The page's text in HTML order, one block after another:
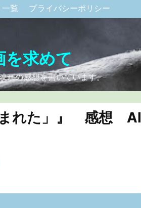
一覧 プライバシーポリシー
を求めて
画の感想を書いています。
まれた」』 感想 AI